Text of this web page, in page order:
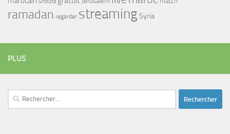
Ghouta
ramadan regarder streamingSyria
PLUS
Rechercher :